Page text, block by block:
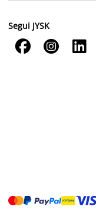
Segui JYSK
  